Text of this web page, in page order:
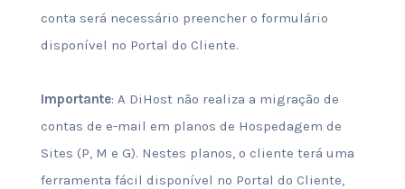
conta será necessário preencher o formulário
disponível no Portal do Cliente.
Importante: A DiHost não realiza a migração de
contas de e-mail em planos de Hospedagem de
Sites (P, M e G). Nestes planos, o cliente terá uma
ferramenta fácil disponível no Portal do Cliente,